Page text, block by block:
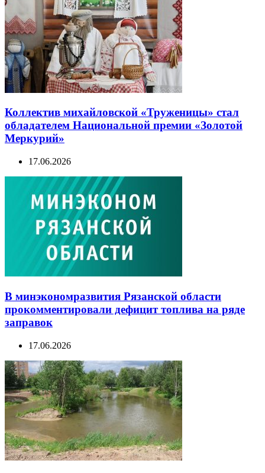
Коллектив михайловской «Труженицы» стал
обладателем Национальной премии «Золотой
Меркурий»
17.06.2026
В минэкономразвития Рязанской области
прокомментировали дефицит топлива на ряде
заправок
17.06.2026